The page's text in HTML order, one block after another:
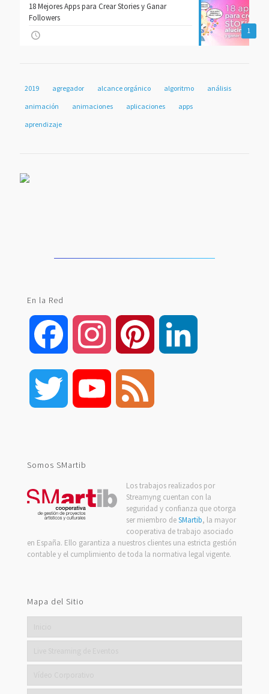
1
18 Mejores Apps para Crear Stories y Ganar
Followers
2019 agregador alcance orgánico algoritmo
análisis
animación
animaciones aplicaciones
apps
aprendizaje
En la Red
Facebook Instagram Pinterest
Twitter YouTube
Somos SMartib
Los trabajos realizados por
Streamyng cuentan con la
seguridad y confianza que otorga
ser miembro deSMartib, la mayor
cooperativa de trabajo asociado
en España. Ello garantiza a nuestros clientes una estricta gestión
contable y el cumplimiento de toda la normativa legal vigente.
Mapa del Sitio